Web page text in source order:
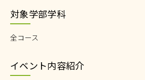
対象学部学科
全コース
イベント内容紹介